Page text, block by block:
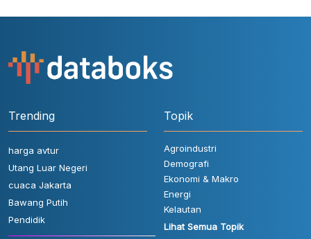
Trending
harga avtur
Utang Luar Negeri
cuaca Jakarta
Bawang Putih
Pendidik
Topik
Agroindustri
Demografi
Ekonomi & Makro
Energi
Kelautan
Lihat Semua Topik